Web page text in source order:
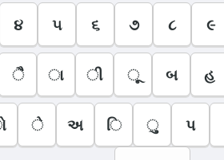
૪ ૫ ૬ ૭ ૮ ૯
ૈ ા ી ૂ બ હ
ે અ િ ુ પ